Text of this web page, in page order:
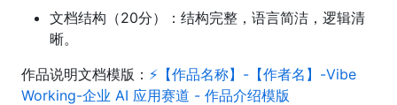
文档结构（20分）：结构完整，语言简洁，逻辑清
晰。
作品说明文档模版： ⚡️【作品名称】-【作者名】-Vibe
Working-企业 AI 应用赛道 - 作品介绍模版